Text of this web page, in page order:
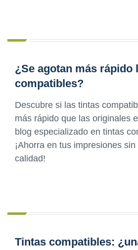
¿Se agotan más rápido
compatibles?
Descubre si las tintas
más rápido que las originales
blog especializado en tintas
¡Ahorra en tus impresiones
calidad!
Tintas compatibles: